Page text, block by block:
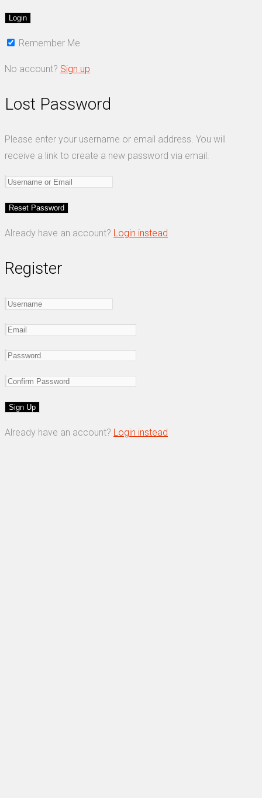
Remember Me
No account? Sign up
Lost Password
Please enter your username or email address. You will
receive a link to create a new password via email.
Already have an account? Login instead
Register
Already have an account? Login instead